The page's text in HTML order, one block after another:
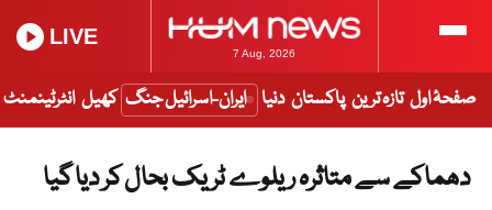
7 Aug, 2026
LIVE
صفحۂ اول تازہ ترین پاکستان دنیا ایران-اسرائیل جنگ کھیل انٹرٹینمنٹ
دھماکے سے متاثرہ ریلوے ٹریک بحال کر دیا گیا